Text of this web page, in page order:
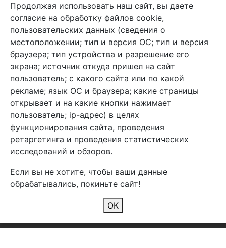
+7 (495) 933-38-08
info@arben-textile.ru- оптовые продажи
Арбен текстиль г. Щелково, пер.
1-й Советский д.25, владение 2.
Мы в соц. сетях
Продолжая использовать наш сайт, вы даете
согласие на обработку файлов cookie,
пользовательских данных (сведения о
местоположении; тип и версия ОС; тип и версия
браузера; тип устройства и разрешение его
экрана; источник откуда пришел на сайт
пользователь; с какого сайта или по какой
рекламе; язык ОС и браузера; какие страницы
открывает и на какие кнопки нажимает
пользователь; ip-адрес) в целях
функционирования сайта, проведения
ретаргетинга и проведения статистических
исследований и обзоров.
Если вы не хотите, чтобы ваши данные
обрабатывались, покиньте сайт!
ОК